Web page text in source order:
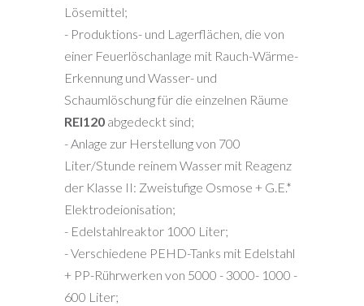
Lösemittel;
- Produktions- und Lagerflächen, die von
einer Feuerlöschanlage mit Rauch-Wärme-
Erkennung und Wasser- und
Schaumlöschung für die einzelnen Räume
REI120 abgedeckt sind;
- Anlage zur Herstellung von 700
Liter/Stunde reinem Wasser mit Reagenz
der Klasse II: Zweistufige Osmose + G.E.*
Elektrodeionisation;
- Edelstahlreaktor 1000 Liter;
- Verschiedene PEHD-Tanks mit Edelstahl
+ PP-Rührwerken von 5000 - 3000- 1000 -
600 Liter;